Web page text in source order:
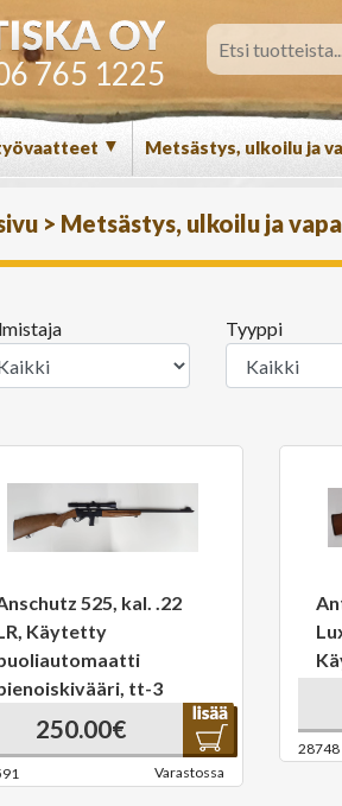
765 1225
▼ Metsästys, ulkoilu ja
> Metsästys, ulkoilu ja
Tyyppi
525, kal. .22
Käytetty
tt-3
250.00€
Varastossa
28748